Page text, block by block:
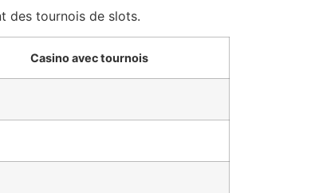
des tournois de slots.
Casino avec tournois